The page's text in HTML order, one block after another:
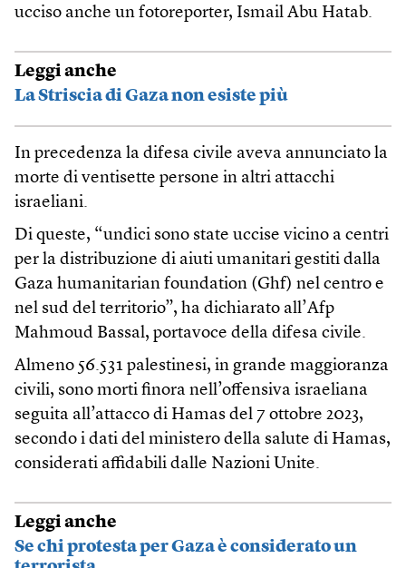
ucciso anche un fotoreporter, Ismail Abu Hatab.
Leggi anche
La Striscia di Gaza non esiste più
In precedenza la difesa civile aveva annunciato la
morte di ventisette persone in altri attacchi
israeliani.
Di queste, “undici sono state uccise vicino a centri
per la distribuzione di aiuti umanitari gestiti dalla
Gaza humanitarian foundation (Ghf) nel centro e
nel sud del territorio”, ha dichiarato all’Afp
Mahmoud Bassal, portavoce della difesa civile.
Almeno 56.531 palestinesi, in grande maggioranza
civili, sono morti finora nell’offensiva israeliana
seguita all’attacco di Hamas del 7 ottobre 2023,
secondo i dati del ministero della salute di Hamas,
considerati affidabili dalle Nazioni Unite.
Leggi anche
Se chi protesta per Gaza è considerato un